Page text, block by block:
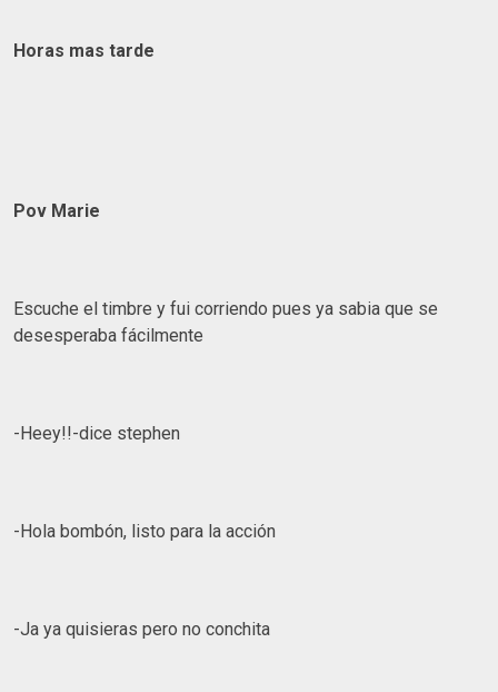
Horas mas tarde
Pov Marie
Escuche el timbre y fui corriendo pues ya sabia que se
desesperaba fácilmente
-Heey!!-dice stephen
-Hola bombón, listo para la acción
-Ja ya quisieras pero no conchita